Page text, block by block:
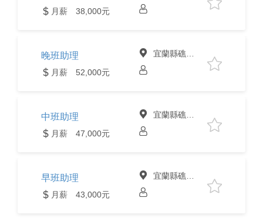
月薪 38,000元
晚班助理
月薪 52,000元
宜蘭縣礁溪鄉
中班助理
月薪 47,000元
宜蘭縣礁溪鄉
早班助理
月薪 43,000元
宜蘭縣礁溪鄉